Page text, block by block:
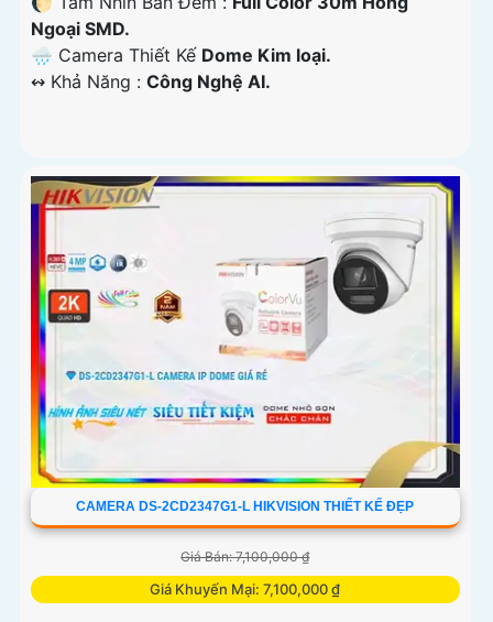
Ngoại SMD.
🌧️ Camera Thiết Kế Dome Kim loại.
️↭ Khả Năng : Công Nghệ AI.
CAMERA DS-2CD2347G1-L HIKVISION THIẾT KẾ ĐẸP
Giá Bán: 7,100,000 ₫
Giá Khuyến Mại: 7,100,000 ₫